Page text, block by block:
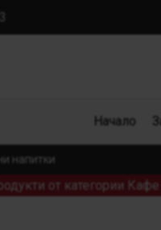
Начало
напитки
от категории